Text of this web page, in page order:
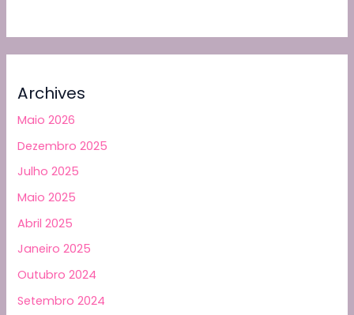
Archives
Maio 2026
Dezembro 2025
Julho 2025
Maio 2025
Abril 2025
Janeiro 2025
Outubro 2024
Setembro 2024